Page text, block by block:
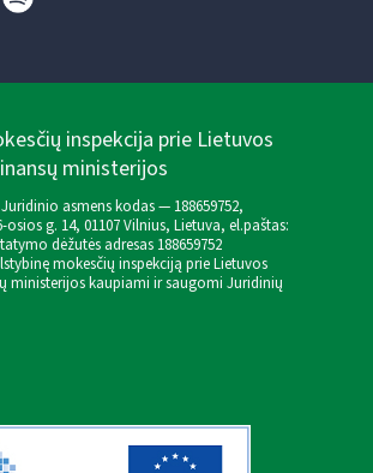
inspekcija prie Lietuvos
ministerijos
asmens kodas — 188659752,
osios g. 14, 01107 Vilnius, Lietuva, el.paštas:
dėžutės adresas 188659752
mokesčių inspekciją prie Lietuvos
ministerijos kaupiami ir saugomi Juridinių